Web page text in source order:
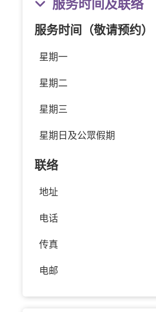
服务时间及联络
服务时间（敬请预约）
星期一
星期二
星期三
星期日及公眾假期
联络
地址
电话
传真
电邮